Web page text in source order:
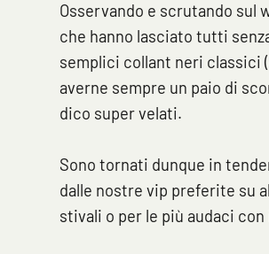
Osservando e scrutando sul
che hanno lasciato tutti
semplici collant neri classici
averne sempre un paio di
dico super velati.
Sono tornati dunque in
dalle nostre vip preferite su
stivali o per le più audaci con